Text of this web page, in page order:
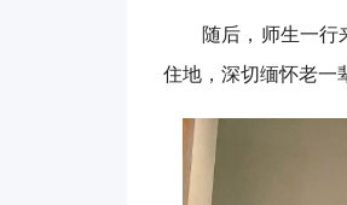
随后，师生一
住地，深切缅怀老一